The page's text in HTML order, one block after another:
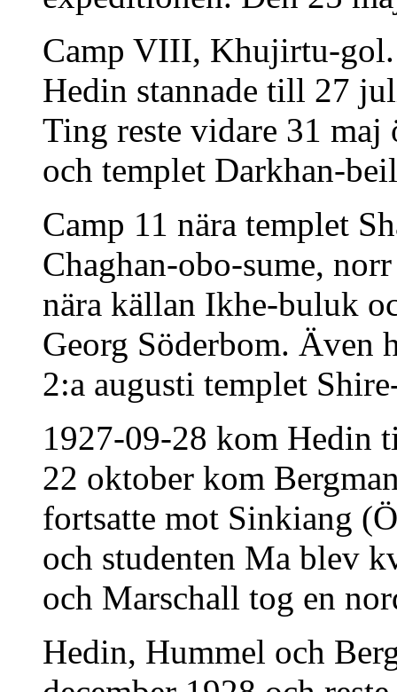
Camp VIII, Khujirtu-gol.
Hedin stannade till 27
Ting reste vidare 31
och templet Darkhan-
Camp 11 nära templet
Chaghan-obo-sume,
nära källan Ikhe-buluk
Georg Söderbom. Även
2:a augusti templet
1927-09-28 kom Hedin
22 oktober kom
fortsatte mot Sinkiang
och studenten Ma blev
och Marschall tog en
Hedin, Hummel och